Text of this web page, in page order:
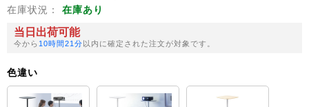
在庫状況： 在庫あり
当日出荷可能
今から 10時間21分以内に確定された注文が対象です。
色違い